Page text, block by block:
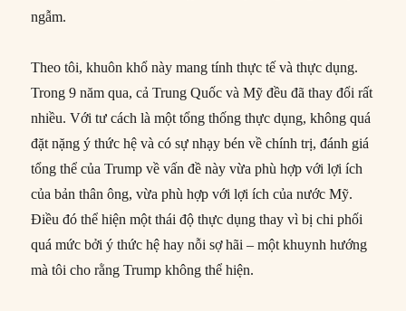
ngẫm.
Theo tôi, khuôn khổ này mang tính thực tế và thực dụng.
Trong 9 năm qua, cả Trung Quốc và Mỹ đều đã thay đổi rất
nhiều. Với tư cách là một tổng thống thực dụng, không quá
đặt nặng ý thức hệ và có sự nhạy bén về chính trị, đánh giá
tổng thể của Trump về vấn đề này vừa phù hợp với lợi ích
của bản thân ông, vừa phù hợp với lợi ích của nước Mỹ.
Điều đó thể hiện một thái độ thực dụng thay vì bị chi phối
quá mức bởi ý thức hệ hay nỗi sợ hãi – một khuynh hướng
mà tôi cho rằng Trump không thể hiện.